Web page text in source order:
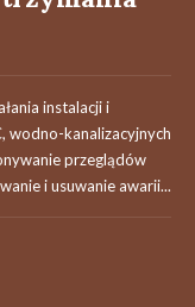
instalacji i
wodno-kanalizacyjnych
przeglądów
i usuwanie awarii...